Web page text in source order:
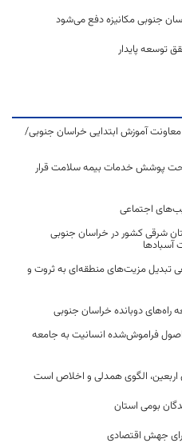
جنوبی مکانیزه دفع می‌شود
توسعه پایدار
معاونت آموزش ابتدایی خراسان جنوبی/
تحت پوشش خدمات بیمه سلامت قرار
اجتماعی
شرقی کشور در خراسان جنوبی
آسبادها
تبدیل مزیت‌های منطقه‌ای به ثروت و
فراموش‌شده انسانیت به جامعه
اربعین، الگوی همدلی و اخلاص است
بومی استان
جهش اقتصادی